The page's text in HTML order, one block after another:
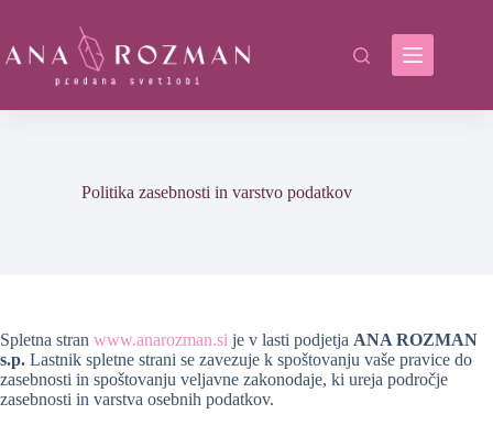
content
Politika zasebnosti in varstvo podatkov
Spletna stran www.anarozman.si je v lasti podjetja ANA ROZMAN
s.p. Lastnik spletne strani se zavezuje k spoštovanju vaše pravice do
zasebnosti in spoštovanju veljavne zakonodaje, ki ureja področje
zasebnosti in varstva osebnih podatkov.